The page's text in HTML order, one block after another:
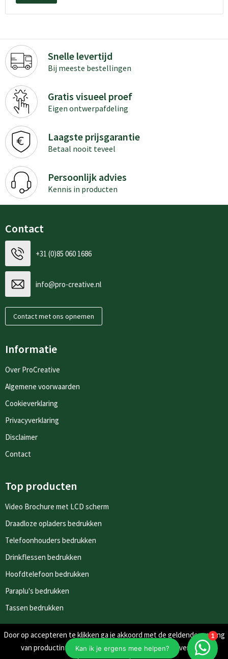
Snelle levertijd
Bij meeste bestellingen
Gratis visueel proef
Eigen ontwerpafdeling
Laagste prijsgarantie
Betaal nooit teveel
Persoonlijk advies
Kennis in producten
Contact
+31 (0)85 060 1686
info@pro-creative.nl
Contact met ons opnemen
Informatie
Over ProCreative
Algemene voorwaarden
Cookieverklaring
Privacyverklaring
Disclaimer
Contact
Top producten
Video Brochure met LCD scherm
Draadloze opladers bedrukken
Telefoonhouders bedrukken
Drinkflessen bedrukken
Hoofdtelefoon bedrukken
Paraplu's bedrukken
Tassen bedrukken
Nieuwsbrieven
Door op accepteren te klikken ga je akkoord met de geldende omgang
van productinformatie zoals op de website wordt vermeld.